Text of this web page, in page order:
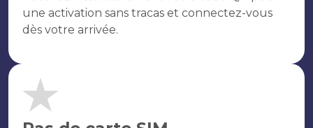
une activation sans tracas et connectez-vous
dès votre arrivée.